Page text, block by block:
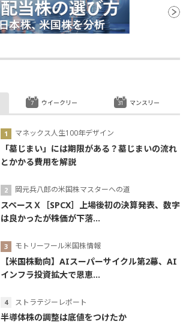
マネックス人生100年デザイン
「墓じまい」には期限がある？墓じまいの流れ
とかかる費用を解説
岡元兵八郎の米国株マスターへの道
スペースＸ［SPCX］上場後初の決算発表、数字
は良かったが株価が下落...
モトリーフール米国株情報
【米国株動向】AIスーパーサイクル第2幕、AI
インフラ投資拡大で恩恵...
ストラテジーレポート
半導体株の調整は底値をつけたか
ウイークリー マンスリー